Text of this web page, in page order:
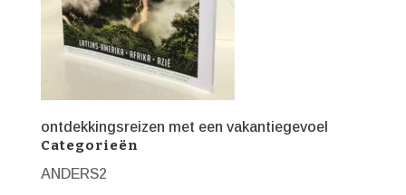
ontdekkingsreizen met een vakantiegevoel
Categorieën
ANDERS2